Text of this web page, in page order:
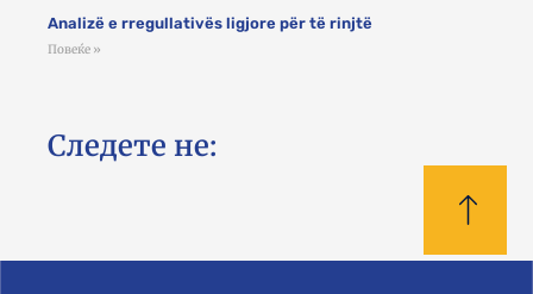
Analizë e rregullativës ligjore për të rinjtë
Повеќе »
Следете не: